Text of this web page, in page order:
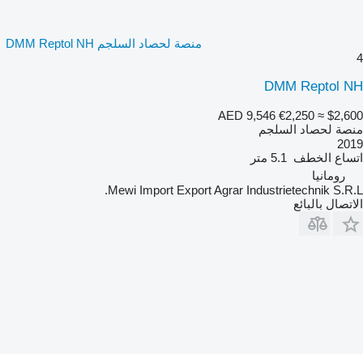
منصة لحصاد السلجم DMM Reptol NH
4
DMM Reptol NH
AED 9,546 €2,250 ≈ $2,600
منصة لحصاد السلجم
2019
اتساع الخطف 5.1 متر
رومانيا
Mewi Import Export Agrar Industrietechnik S.R.L.
الاتصال بالبائع